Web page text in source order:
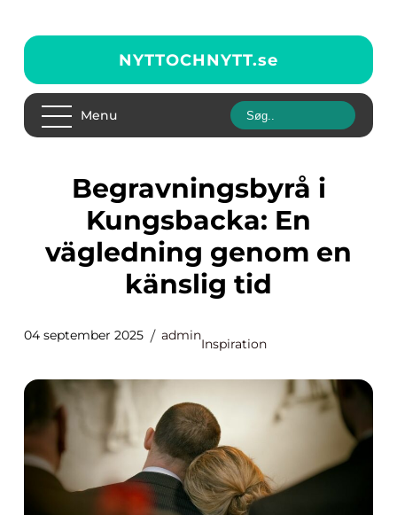
NYTTOCHNYTT.se
Menu
Begravningsbyrå i
Kungsbacka: En
vägledning genom en
känslig tid
04 september 2025 admin
Inspiration